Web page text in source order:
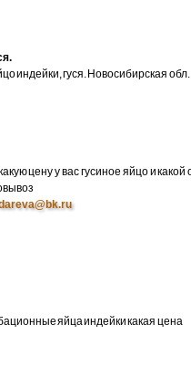
индейки, гуся. Новосибирская
цену у вас гусиное яйцо и
яйца индейки какая цена